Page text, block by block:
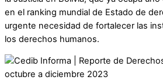
en el ranking mundial de Estado de
urgente necesidad de fortalecer las
los derechos humanos.